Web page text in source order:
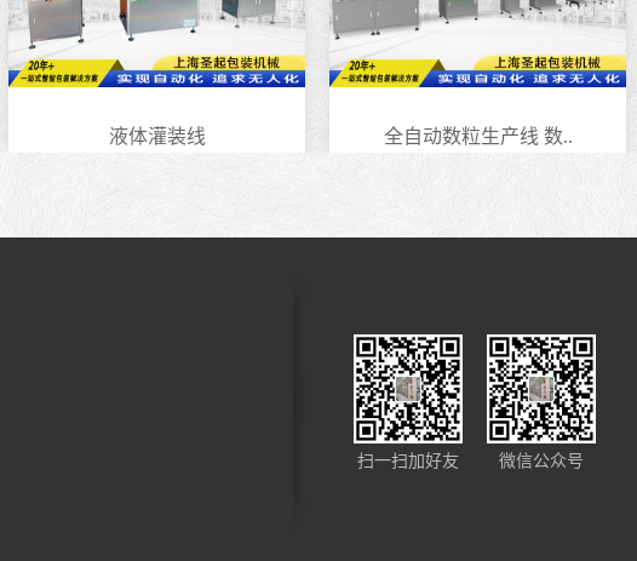
全自动数粒生产线 数.. 自动灌装旋盖机
扫一扫加好友 微信公众号